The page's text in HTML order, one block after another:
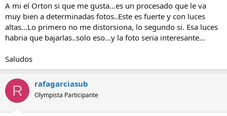
A mi el Orton si que me gusta...es un procesado que le va
muy bien a determinadas fotos..Este es fuerte y con luces
altas...Lo primero no me distorsiona, lo segundo si. Esa luces
habria que bajarlas..solo eso...y la foto seria interesante...
Saludos
R rafagarciasub
Olympista Participante